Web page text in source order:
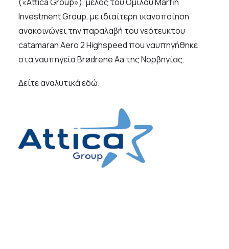
Investment Group, με ιδιαίτερη ικανοποίηση
ανακοινώνει την παραλαβή του νεότευκτου
catamaran Aero 2 Highspeed που ναυπηγήθηκε
στα ναυπηγεία Brødrene Aa της Νορβηγίας.
Δείτε αναλυτικάεδώ.